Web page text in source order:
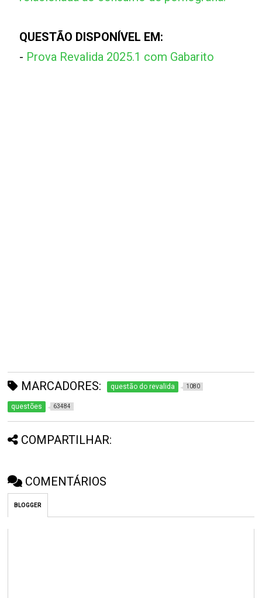
QUESTÃO DISPONÍVEL EM:
- Prova Revalida 2025.1 com Gabarito
MARCADORES: questão do revalida 1080
questões 63484
COMPARTILHAR:
COMENTÁRIOS
BLOGGER